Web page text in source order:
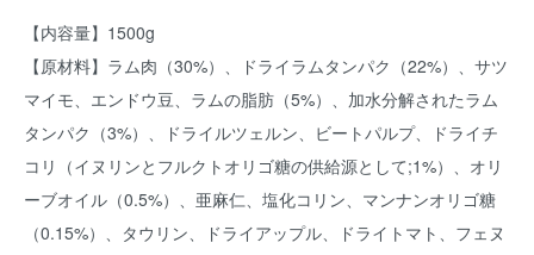
【内容量】1500g
【原材料】ラム肉（30%）、ドライラムタンパク（22%）、サツ
マイモ、エンドウ豆、ラムの脂肪（5%）、加水分解されたラム
タンパク（3%）、ドライルツェルン、ビートパルプ、ドライチ
コリ（イヌリンとフルクトオリゴ糖の供給源として;1%）、オリ
ーブオイル（0.5%）、亜麻仁、塩化コリン、マンナンオリゴ糖
（0.15%）、タウリン、ドライアップル、ドライトマト、フェヌ